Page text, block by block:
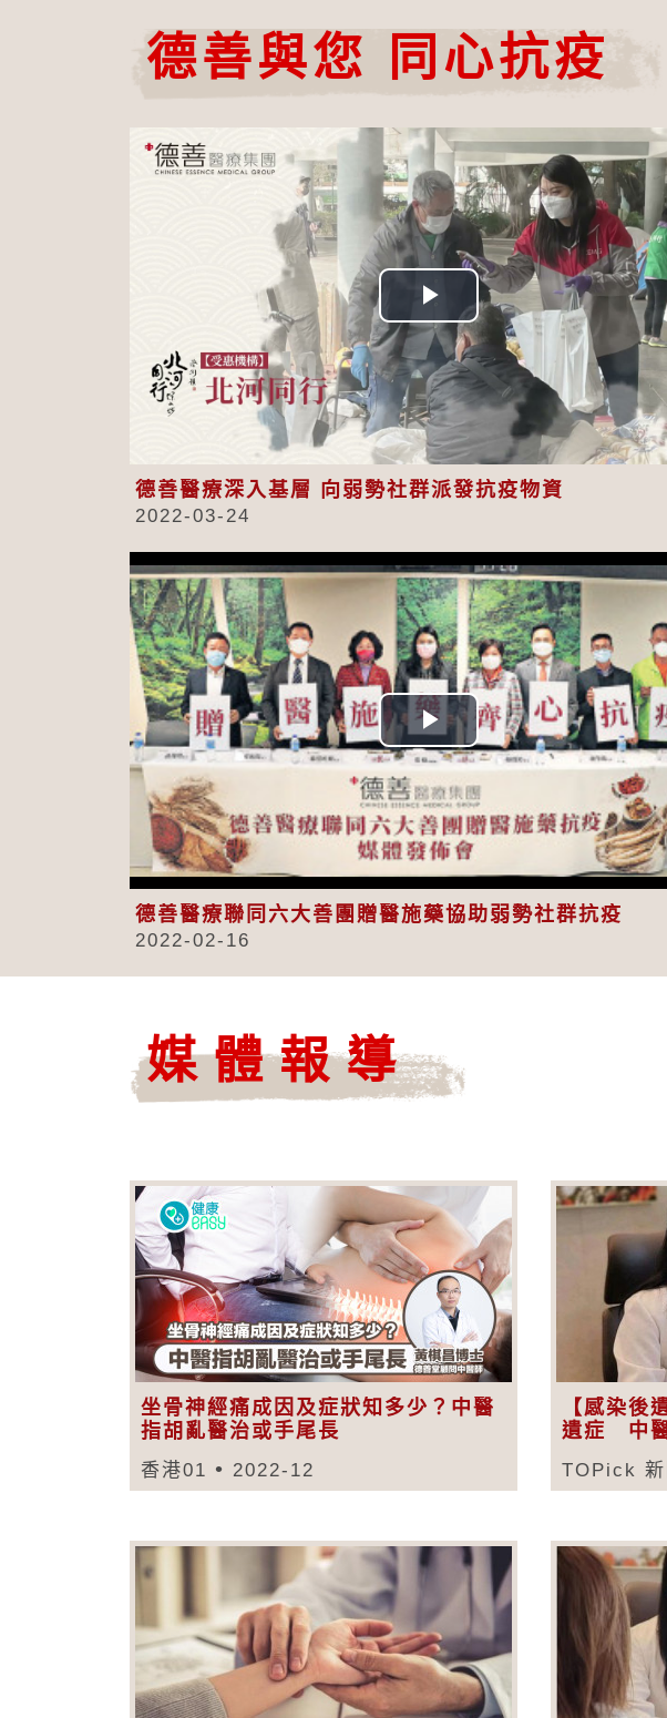
德善與您 同心抗疫
Play
Video
德善醫療深入基層 向弱勢社群派發抗疫物資
2022-03-24
Play
Video
德善醫療聯同六大善團贈醫施藥協助弱勢社群抗疫
2022-02-16
媒體報導
坐骨神經痛成因及症狀知多少？中醫
指胡亂醫治或手尾長
香港01 2022-12
【感染後
遺症 中
TOPick 新